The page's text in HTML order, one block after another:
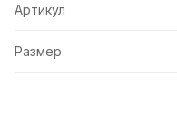
Артикул
Размер